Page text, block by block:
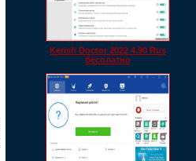
Kerish Doctor 2022 4.90 Rus
бесплатно